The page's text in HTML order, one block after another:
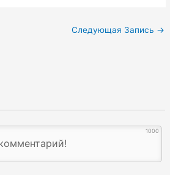
Следующая Запись →
1000